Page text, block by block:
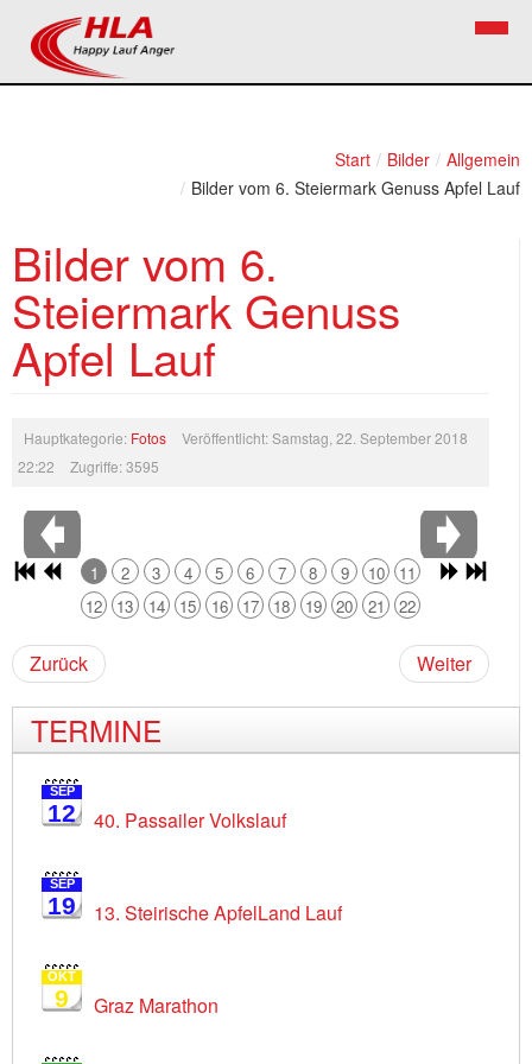
Start / Bilder / Allgemein
/ Bilder vom 6. Steiermark Genuss Apfel Lauf
Bilder vom 6.
Steiermark Genuss
Apfel Lauf
Hauptkategorie: Fotos
Veröffentlicht: Samstag, 22. September 2018
22:22
Zugriffe: 3595
1 2 3 4 5 6 7 8 9 10
11
12
13 14 15 16 17 18 19 20 21 22
Zurück Weiter
TERMINE
SEP
12 40. Passailer Volkslauf
SEP
19 13. Steirische ApfelLand Lauf
OKT
9 Graz Marathon
Kontakt
Mitglied werden
Bezirkslaufcup
Volkslauf
Firekids
Bilder
Links